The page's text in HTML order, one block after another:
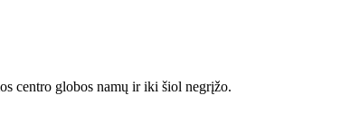
centro globos namų ir iki šiol negrįžo.